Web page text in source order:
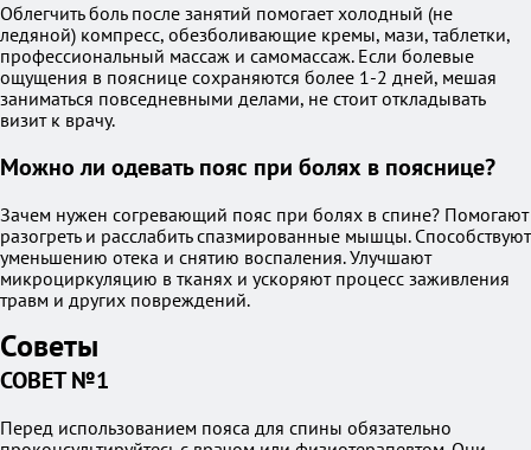
Облегчить боль после занятий помогает холодный (не
ледяной) компресс, обезболивающие кремы, мази, таблетки,
профессиональный массаж и самомассаж. Если болевые
ощущения в пояснице сохраняются более 1-2 дней, мешая
заниматься повседневными делами, не стоит откладывать
визит к врачу.
Можно ли одевать пояс при болях в пояснице?
Зачем нужен согревающий пояс при болях в спине? Помогают
разогреть и расслабить спазмированные мышцы. Способствуют
уменьшению отека и снятию воспаления. Улучшают
микроциркуляцию в тканях и ускоряют процесс заживления
травм и других повреждений.
Советы
СОВЕТ №1
Перед использованием пояса для спины обязательно